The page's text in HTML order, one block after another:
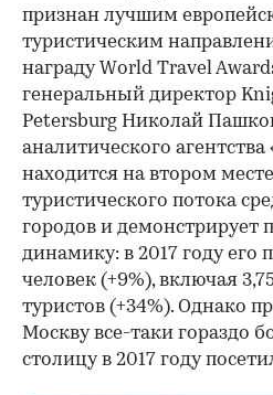
признан лучшим
туристическим
награду World Travel
генеральный директор
Petersburg Николай
аналитического
находится на втором
туристического потока
городов и демонстрирует
динамику: в 2017 году его
человек (+9%), включая
туристов (+34%). Однако
Москву все-таки гораздо
столицу в 2017 году